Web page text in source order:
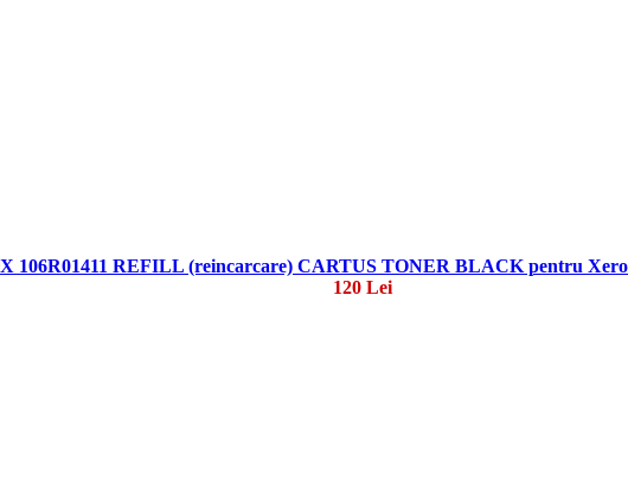
106R01411 REFILL (reincarcare) CARTUS TONER BLACK pentru
120 Lei